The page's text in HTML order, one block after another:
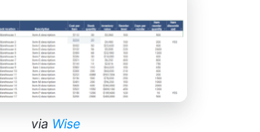
via Wise